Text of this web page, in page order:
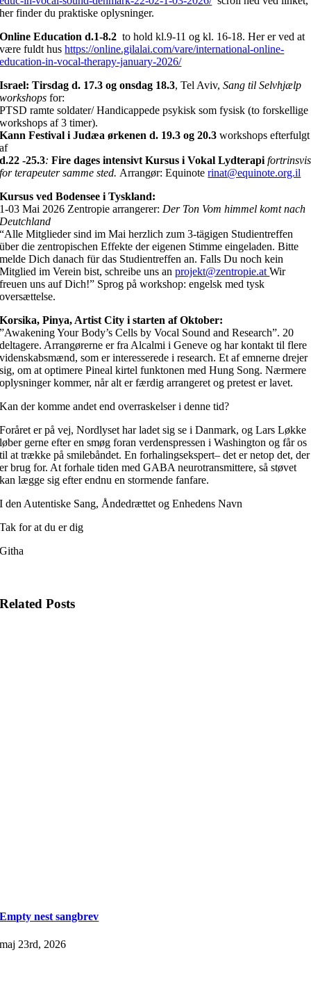
her finder du praktiske oplysninger.
Online Education d.1-8.2 to hold kl.9-11 og kl. 16-18. Her er ved at
være fuldt hushttps://online.gilalai.com/vare/international-online-
education-in-vocal-therapy-january-2026/
Israel:Tirsdag d. 17.3 og onsdag 18.3, Tel Aviv,Sang til Selvhjælp
workshopsfor:
PTSD ramte soldater/ Handicappede psykisk som fysisk (to forskellige
workshops af 3 timer).
Kann Festival i Judæa ørkenen d. 19.3 og 20.3 workshops efterfulgt
af
d.22 -25.3:Fire dages intensivt Kursus i Vokal Lydterapi fortrinsvis
for terapeuter samme sted. Arrangør: Equinoterinat@equinote.org.il
Kursus ved Bodensee i Tyskland:
1-03 Mai 2026 Zentropie arrangerer: Der Ton Vom himmel komt nach
Deutchland
“Alle Mitglieder sind im Mai herzlich zum 3-tägigen Studientreffen
über die zentropischen Effekte der eigenen Stimme eingeladen. Bitte
melde Dich danach für das Studientreffen an. Falls Du noch kein
Mitglied im Verein bist, schreibe uns anprojekt@zentropie.atWir
freuen uns auf Dich!” Sprog på workshop: engelsk med tysk
oversættelse.
Korsika, Pinya, Artist City i starten af Oktober:
”Awakening Your Body’s Cells by Vocal Sound and Research”. 20
deltagere. Arrangørerne er fra Alcalmi i Geneve og har kontakt til flere
videnskabsmænd, som er interesserede i research. Et af emnerne drejer
sig, om at optimere Pineal kirtel funktonen med Hung Song. Nærmere
oplysninger kommer, når alt er færdig arrangeret og pretest er lavet.
Kan der komme andet end overraskelser i denne tid?
Foråret er på vej, Nordlyset har ladet sig se i Danmark, og Lars Løkke
løber gerne efter en smøg foran verdenspressen i Washington og får os
til at trække på smilebåndet. En forhalingsekspert– det er netop det, der
er brug for. At forhale tiden med GABA neurotransmittere, så støvet
kan lægge sig efter endnu en stormende fanfare.
I den Autentiske Sang, Åndedrættet og Enhedens Navn
Tak for at du er dig
Githa
Related Posts
Empty nest sangbrev
maj 23rd, 2026